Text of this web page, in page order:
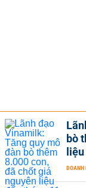
bò
liệu
DOANH